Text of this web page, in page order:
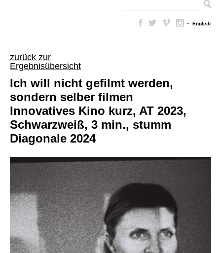
– English
zurück zur
Ergebnisübersicht
Ich will nicht gefilmt werden,
sondern selber filmen
Innovatives Kino kurz, AT 2023,
Schwarzweiß, 3 min., stumm
Diagonale 2024